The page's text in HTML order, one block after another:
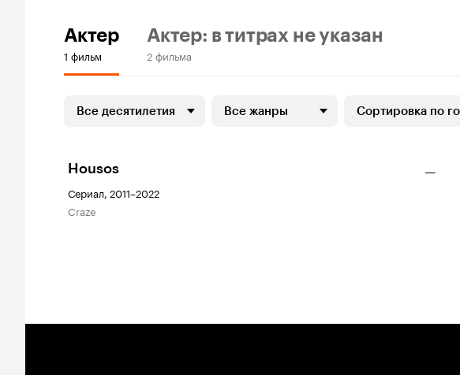
Актер
1 фильм
Актер: в титрах не указан
2 фильма
Все десятилетия Все жанры Сортировка по
Housos
Сериал, 2011–2022
Craze
—